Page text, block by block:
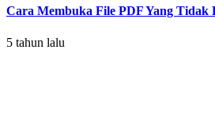
Cara Membuka File PDF Yang Tidak
5 tahun lalu